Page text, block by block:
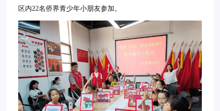
区内22名侨界青少年小朋友参加。